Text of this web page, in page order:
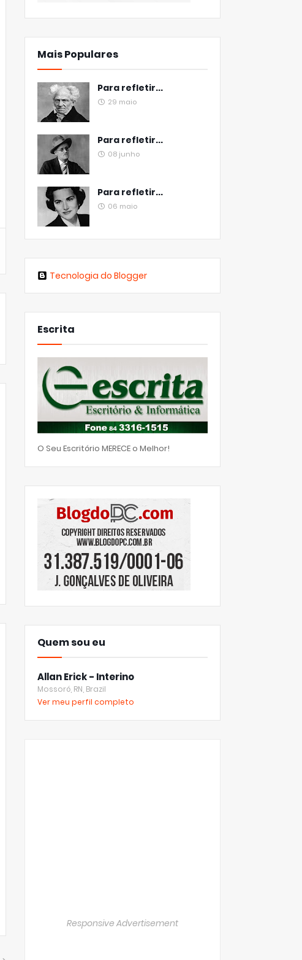
Mais Populares
Para refletir...
29 maio
Para refletir...
08 junho
Para refletir...
06 maio
Tecnologia do Blogger
Escrita
O Seu Escritório MERECE o Melhor!
Quem sou eu
Allan Erick - Interino
Mossoró, RN, Brazil
Ver meu perfil completo
Responsive Advertisement